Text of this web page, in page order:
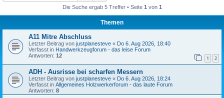
Die Suche ergab 5 Treffer • Seite 1 von 1
Themen
A11 Mitre Abschluss
Letzter Beitrag von justplanesteve « Do 6. Aug 2026, 18:40
Verfasst in Handwerkzeugforum - das leise Forum
Antworten: 12 1 2
ADH - Ausrisse bei scharfen Messern
Letzter Beitrag von justplanesteve « Do 6. Aug 2026, 18:24
Verfasst in Allgemeines Holzwerkerforum - das laute Forum
Antworten: 8